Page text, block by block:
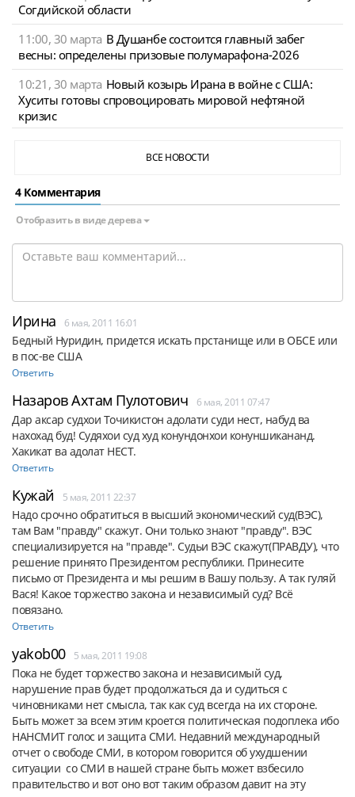
Согдийской области
11:00, 30 марта В Душанбе состоится главный забег
весны: определены призовые полумарафона-2026
10:21, 30 марта Новый козырь Ирана в войне с США:
Хуситы готовы спровоцировать мировой нефтяной
кризис
ВСЕ НОВОСТИ
4 Комментария
Отобразить в виде дерева
Ирина 6 мая, 2011 16:01
Бедный Нуридин, придется искать прстанище или в ОБСЕ или
в пос-ве США
Ответить
Назаров Ахтам Пулотович 6 мая, 2011 07:47
Дар аксар судхои Точикистон адолати суди нест, набуд ва
нахохад буд! Судяхои суд худ конундонхои конуншикананд.
Хакикат ва адолат НЕСТ.
Ответить
Кужай 5 мая, 2011 22:37
Надо срочно обратиться в высший экономический суд(ВЭС),
там Вам "правду" скажут. Они только знают "правду". ВЭС
специализируется на "правде". Судьи ВЭС скажут(ПРАВДУ), что
решение принято Президентом республики. Принесите
письмо от Президента и мы решим в Вашу пользу. А так гуляй
Вася! Какое торжество закона и независимый суд? Всё
Ответить
yakob00 5 мая, 2011 19:08
Пока не будет торжество закона и независимый суд,
нарушение прав будет продолжаться да и судиться с
чиновниками нет смысла, так как суд всегда на их стороне.
Быть может за всем этим кроется политическая подоплека ибо
НАНСМИТ голос и защита СМИ. Недавний международный
отчет о свободе СМИ, в котором говорится об ухудшении
ситуации  со СМИ в нашей стране быть может взбесило
правительство и вот оно вот таким образом давит на эту